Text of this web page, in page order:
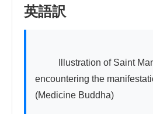
英語訳
encountering the
(Medicine Buddha)